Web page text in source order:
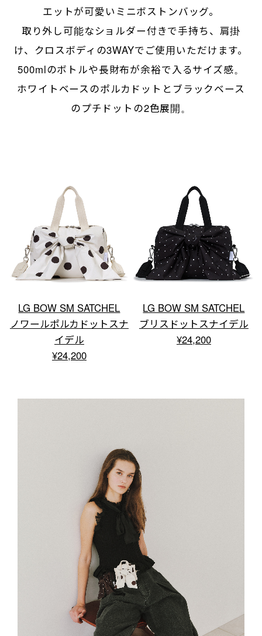
エットが可愛いミニボストンバッグ。
取り外し可能なショルダー付きで手持ち、肩掛
け、クロスボディの3WAYでご使用いただけます。
500mlのボトルや長財布が余裕で入るサイズ感。
ホワイトベースのポルカドットとブラックベース
のプチドットの2色展開。
LG BOW SM SATCHEL
ノワールポルカドットスナ
イデル
¥24,200
LG BOW SM SATCHEL
ブリスドットスナイデル
¥24,200